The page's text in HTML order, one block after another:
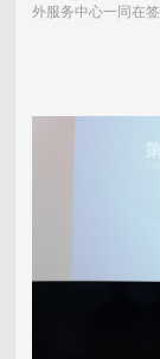
外服务中心一同在